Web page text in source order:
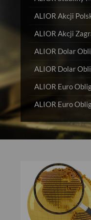
ALIOR Akcji
ALIOR Akcji
ALIOR Dolar
ALIOR Dolar
ALIOR Euro
ALIOR Euro